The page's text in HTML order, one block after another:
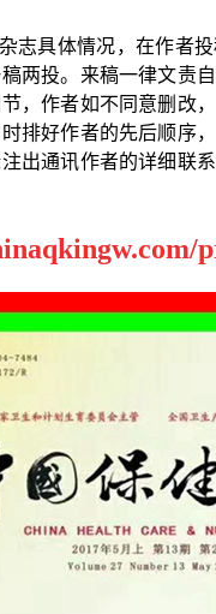
志具体情况，在作者
两投。来稿一律文责
，作者如不同意删改
排好作者的先后顺序
出通讯作者的详细联